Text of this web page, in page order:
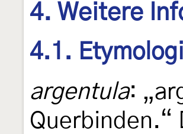
4. Weitere
4.1.
argentula: